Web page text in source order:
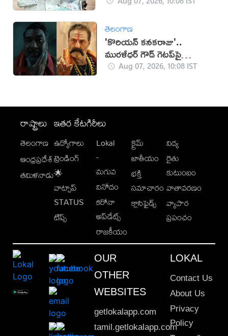
తెలంగాణ
'కొరియన్ కనకరాజు'..
మురళీధర్ గౌడ్ గెటప్‌పై
విమర్శలు!
Aug 07, 2026, 10:08 IST
రాష్ట్రాలు
తెలంగాణ
ఆంధ్రప్రదేశ్
తమిళనాడు
ఇతర కేటగిరీలు
ఉద్యోగాలు
ట్రెండింగ్
🌟
వాట్సాప్
STATUS
టిప్స్
Lokal
-
మగువ
వినోదం
కరోనా
అప్‌డేట్స్
రాజకీయం
క్రైమ్
జాతీయం
భక్తి
సమాచారం
క్లాసిఫైడ్స్
విద్య
రైతు
కుటుంబం
వాతావరణం
వ్యాపార
ప్రపంచం
OUR
OTHER
WEBSITES
getlokalapp.com
tamil.getlokalapp.com
LOKAL
Contact Us
About Us
Privacy
Policy